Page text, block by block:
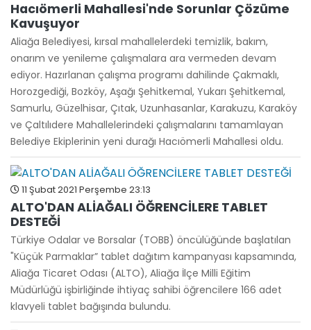
Hacıömerli Mahallesi'nde Sorunlar Çözüme
Kavuşuyor
Aliağa Belediyesi, kırsal mahallelerdeki temizlik, bakım,
onarım ve yenileme çalışmalara ara vermeden devam
ediyor. Hazırlanan çalışma programı dahilinde Çakmaklı,
Horozgediği, Bozköy, Aşağı Şehitkemal, Yukarı Şehitkemal,
Samurlu, Güzelhisar, Çıtak, Uzunhasanlar, Karakuzu, Karaköy
ve Çaltılıdere Mahallelerindeki çalışmalarını tamamlayan
Belediye Ekiplerinin yeni durağı Hacıömerli Mahallesi oldu.
11 Şubat 2021 Perşembe 23:13
ALTO'DAN ALİAĞALI ÖĞRENCİLERE TABLET
DESTEĞİ
Türkiye Odalar ve Borsalar (TOBB) öncülüğünde başlatılan
"Küçük Parmaklar” tablet dağıtım kampanyası kapsamında,
Aliağa Ticaret Odası (ALTO), Aliağa İlçe Milli Eğitim
Müdürlüğü işbirliğinde ihtiyaç sahibi öğrencilere 166 adet
klavyeli tablet bağışında bulundu.